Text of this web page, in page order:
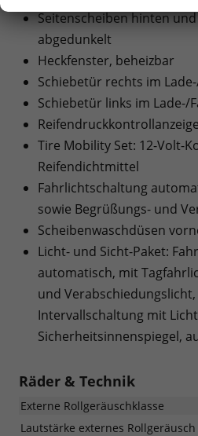
Seitenscheiben hinten
abgedunkelt
Heckfenster, beheizbar
Schiebetür rechts im
Schiebetür links im Lade-/
Reifendruckkontrollanzeige
Tire Mobility Set: 12-Volt-
Reifendichtmittel
Fahrlichtschaltung
sowie Begrüßungs- und
Scheibenwaschdüsen
Licht- und Sicht-Paket:
automatisch, mit
und
Intervallschaltung mit
Sicherheitsinnenspiegel,
Räder & Technik
Externe Rollgeräuschklasse
Lautstärke externes